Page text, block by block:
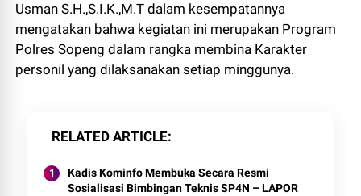
Usman S.H.,S.I.K.,M.T dalam kesempatannya
mengatakan bahwa kegiatan ini merupakan Program
Polres Sopeng dalam rangka membina Karakter
personil yang dilaksanakan setiap minggunya.
RELATED ARTICLE
Kadis Kominfo Membuka Secara Resmi
Sosialisasi Bimbingan Teknis SP4N – LAPOR